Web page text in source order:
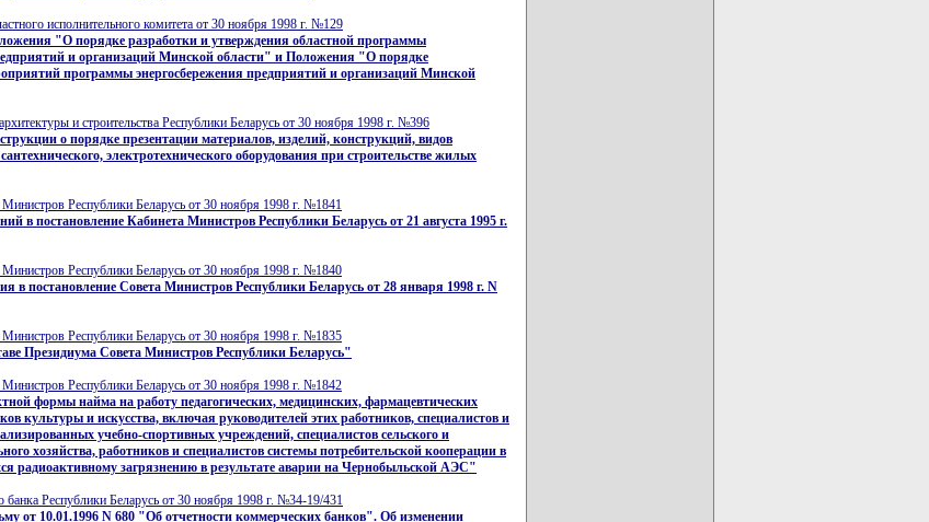
исполнительного комитета от 30 ноября 1998 г. №129
"О порядке разработки и утверждения областной программы
и организаций Минской области" и Положения "О порядке
программы энергосбережения предприятий и организаций Минской
и строительства Республики Беларусь от 30 ноября 1998 г. №396
о порядке презентации материалов, изделий, конструкций, видов
электротехнического оборудования при строительстве жилых
Республики Беларусь от 30 ноября 1998 г. №1841
в постановление Кабинета Министров Республики Беларусь от 21 августа 1995 г.
Республики Беларусь от 30 ноября 1998 г. №1840
в постановление Совета Министров Республики Беларусь от 28 января 1998 г. N
Республики Беларусь от 30 ноября 1998 г. №1835
Президиума Совета Министров Республики Беларусь"
Республики Беларусь от 30 ноября 1998 г. №1842
формы найма на работу педагогических, медицинских, фармацевтических
культуры и искусства, включая руководителей этих работников, специалистов и
учебно-спортивных учреждений, специалистов сельского и
хозяйства, работников и специалистов системы потребительской кооперации в
радиоактивному загрязнению в результате аварии на Чернобыльской АЭС"
Республики Беларусь от 30 ноября 1998 г. №34-19/431
от 10.01.1996 N 680 "Об отчетности коммерческих банков". Об изменении